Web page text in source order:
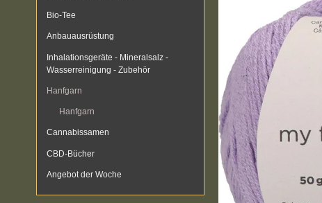
Bio-Tee
Anbauausrüstung
Inhalationsgeräte - Mineralsalz -
Wasserreinigung - Zubehör
Hanfgarn
Hanfgarn
Cannabissamen
CBD-Bücher
Angebot der Woche